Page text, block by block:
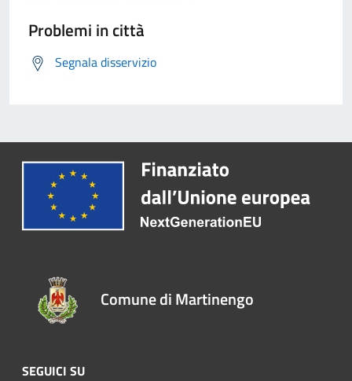
Problemi in città
Segnala disservizio
Comune di Martinengo
SEGUICI SU